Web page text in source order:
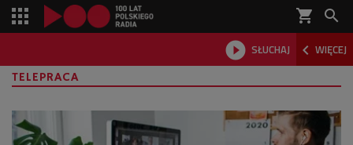
shopping_cart 
 SŁUCHAJ  WIĘCEJ

TELEPRACA